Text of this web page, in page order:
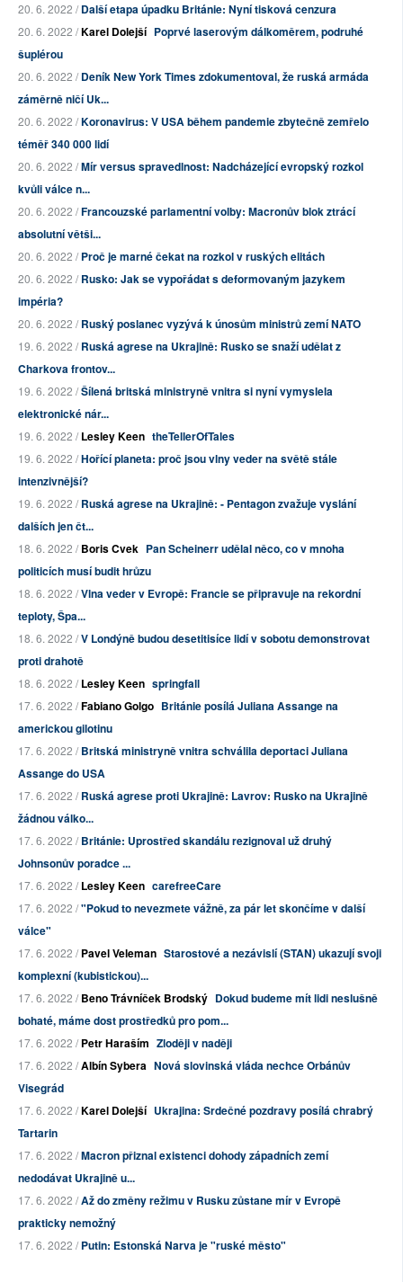
20. 6. 2022 /Další etapa úpadku Británie: Nyní tisková cenzura
20. 6. 2022 /Karel Dolejší Poprvé laserovým dálkoměrem, podruhé
šuplérou
20. 6. 2022 /Deník New York Times zdokumentoval, že ruská armáda
záměrně ničí Uk...
20. 6. 2022 /Koronavirus: V USA během pandemie zbytečně zemřelo
téměř 340 000 lidí
20. 6. 2022 /Mír versus spravedlnost: Nadcházející evropský rozkol
kvůli válce n...
20. 6. 2022 /Francouzské parlamentní volby: Macronův blok ztrácí
absolutní větši...
20. 6. 2022 /Proč je marné čekat na rozkol v ruských elitách
20. 6. 2022 /Rusko: Jak se vypořádat s deformovaným jazykem
impéria?
20. 6. 2022 /Ruský poslanec vyzývá k únosům ministrů zemí NATO
19. 6. 2022 /Ruská agrese na Ukrajině: Rusko se snaží udělat z
Charkova frontov...
19. 6. 2022 /Šílená britská ministryně vnitra si nyní vymyslela
elektronické nár...
19. 6. 2022 /Lesley Keen theTellerOfTales
19. 6. 2022 /Hořící planeta: proč jsou vlny veder na světě stále
intenzivnější?
19. 6. 2022 /Ruská agrese na Ukrajině: - Pentagon zvažuje vyslání
dalších jen čt...
18. 6. 2022 /Boris Cvek Pan Scheinerr udělal něco, co v mnoha
politicích musí budit hrůzu
18. 6. 2022 /Vlna veder v Evropě: Francie se připravuje na rekordní
teploty, Špa...
18. 6. 2022 /V Londýně budou desetitisíce lidí v sobotu demonstrovat
proti drahotě
18. 6. 2022 /Lesley Keen springfall
17. 6. 2022 /Fabiano Golgo Británie posílá Juliana Assange na
americkou gilotinu
17. 6. 2022 /Britská ministryně vnitra schválila deportaci Juliana
Assange do USA
17. 6. 2022 /Ruská agrese proti Ukrajině: Lavrov: Rusko na Ukrajině
žádnou válko...
17. 6. 2022 /Británie: Uprostřed skandálu rezignoval už druhý
Johnsonův poradce ...
17. 6. 2022 /Lesley Keen carefreeCare
17. 6. 2022 /"Pokud to nevezmete vážně, za pár let skončíme v další
válce"
17. 6. 2022 /Pavel Veleman Starostové a nezávislí (STAN) ukazují svoji
komplexní (kubistickou)...
17. 6. 2022 /Beno Trávníček Brodský Dokud budeme mít lidi neslušně
bohaté, máme dost prostředků pro pom...
17. 6. 2022 /Petr Haraším Zloději v naději
17. 6. 2022 /Albín Sybera Nová slovinská vláda nechce Orbánův
Visegrád
17. 6. 2022 /Karel Dolejší Ukrajina: Srdečné pozdravy posílá chrabrý
Tartarin
17. 6. 2022 /Macron přiznal existenci dohody západních zemí
nedodávat Ukrajině u...
17. 6. 2022 /Až do změny režimu v Rusku zůstane mír v Evropě
prakticky nemožný
17. 6. 2022 /Putin: Estonská Narva je "ruské město"